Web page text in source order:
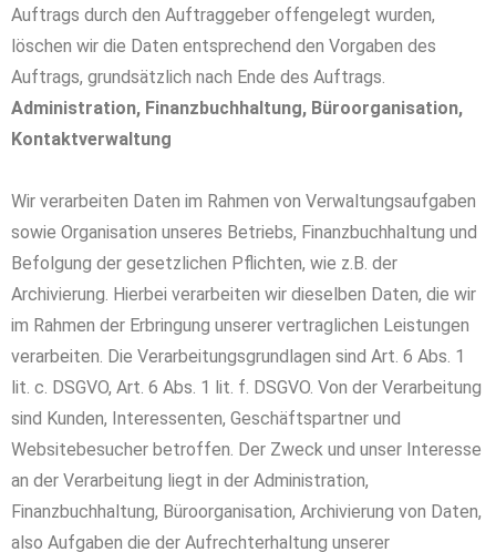
Auftrags durch den Auftraggeber offengelegt wurden,
löschen wir die Daten entsprechend den Vorgaben des
Auftrags, grundsätzlich nach Ende des Auftrags.
Administration, Finanzbuchhaltung, Büroorganisation,
Kontaktverwaltung
Wir verarbeiten Daten im Rahmen von Verwaltungsaufgaben
sowie Organisation unseres Betriebs, Finanzbuchhaltung und
Befolgung der gesetzlichen Pflichten, wie z.B. der
Archivierung. Hierbei verarbeiten wir dieselben Daten, die wir
im Rahmen der Erbringung unserer vertraglichen Leistungen
verarbeiten. Die Verarbeitungsgrundlagen sind Art. 6 Abs. 1
lit. c. DSGVO, Art. 6 Abs. 1 lit. f. DSGVO. Von der Verarbeitung
sind Kunden, Interessenten, Geschäftspartner und
Websitebesucher betroffen. Der Zweck und unser Interesse
an der Verarbeitung liegt in der Administration,
Finanzbuchhaltung, Büroorganisation, Archivierung von Daten,
also Aufgaben die der Aufrechterhaltung unserer